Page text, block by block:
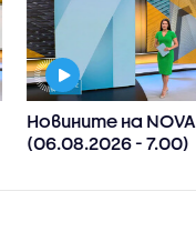
Новините на NOVA
(06.08.2026 - 7.00)